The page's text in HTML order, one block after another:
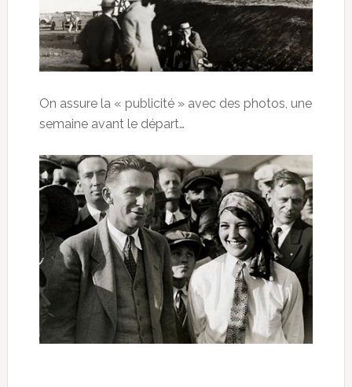
On assure la « publicité » avec des photos, une
semaine avant le départ…